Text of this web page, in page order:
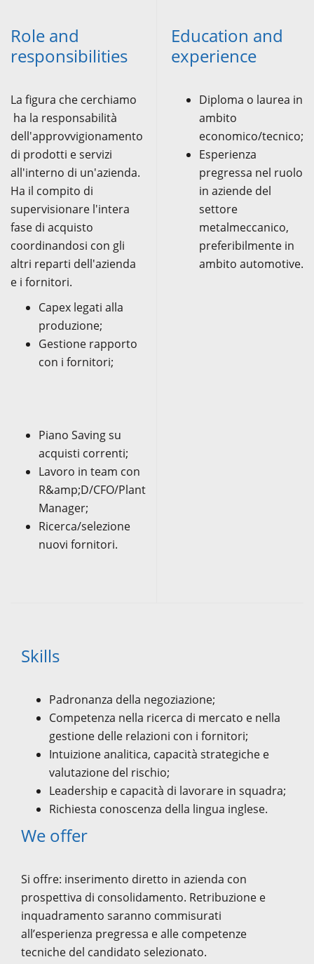
Role and
responsibilities
La figura che cerchiamo
ha la responsabilità
dell'approvvigionamento
di prodotti e servizi
all'interno di un'azienda.
Ha il compito di
supervisionare l'intera
fase di acquisto
coordinandosi con gli
altri reparti dell'azienda
e i fornitori.
Capex legati alla
produzione;
Gestione rapporto
con i fornitori;
Piano Saving su
acquisti correnti;
Lavoro in team con
R&amp;D/CFO/Plant
Manager;
Ricerca/selezione
nuovi fornitori.
Education and
experience
Diploma o laurea in
ambito
economico/tecnico;
Esperienza
pregressa nel ruolo
in aziende del
settore
metalmeccanico,
preferibilmente in
ambito automotive.
Skills
Padronanza della negoziazione;
Competenza nella ricerca di mercato e nella
gestione delle relazioni con i fornitori;
Intuizione analitica, capacità strategiche e
valutazione del rischio;
Leadership e capacità di lavorare in squadra;
Richiesta conoscenza della lingua inglese.
We offer
Si offre: inserimento diretto in azienda con
prospettiva di consolidamento. Retribuzione e
inquadramento saranno commisurati
all’esperienza pregressa e alle competenze
tecniche del candidato selezionato.